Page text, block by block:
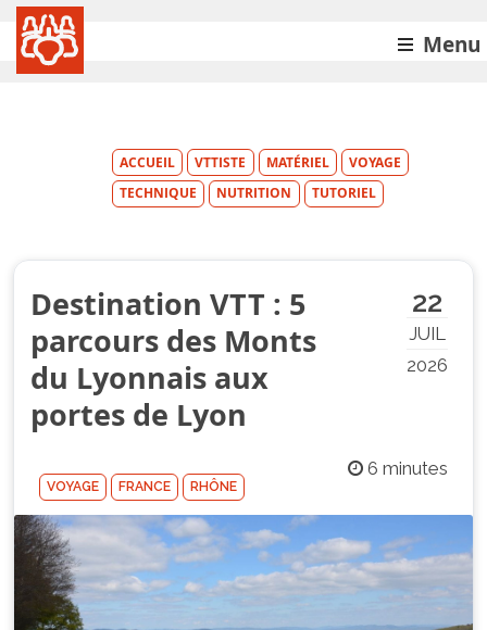
Menu
ACCUEIL VTTISTE MATÉRIEL
VOYAGE
TECHNIQUE
NUTRITION TUTORIEL
22
JUIL
2026
Destination VTT : 5
parcours des Monts
du Lyonnais aux
portes de Lyon
6 minutes
VOYAGE FRANCE RHÔNE